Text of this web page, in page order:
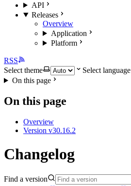
API
Releases
Overview
Application
Platform
RSS
Select theme
Select language
On this page
On this page
Overview
Version v30.16.2
Changelog
Find a version